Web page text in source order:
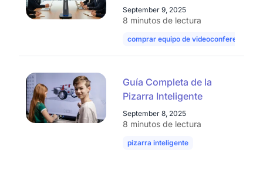
Videoconferencia para
Empresas
September 9, 2025
8 minutos de lectura
comprar equipo de videoconferencia
Guía Completa de la
Pizarra Inteligente
September 8, 2025
8 minutos de lectura
pizarra inteligente